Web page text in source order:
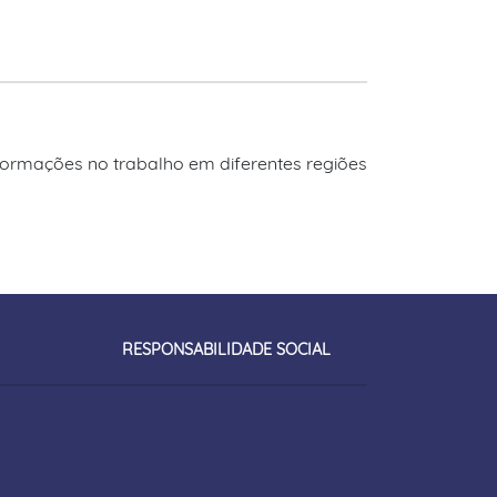
no trabalho em diferentes regiões
RESPONSABILIDADE SOCIAL